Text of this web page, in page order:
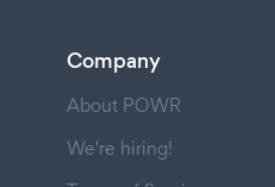
Company
About POWR
We're hiring!